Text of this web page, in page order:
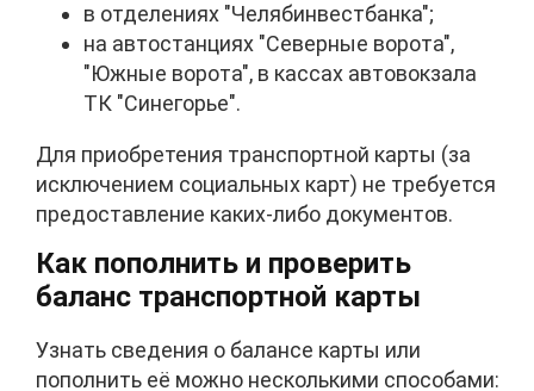
в отделениях "Челябинвестбанка";
на автостанциях "Северные ворота",
"Южные ворота", в кассах автовокзала
ТК "Синегорье".
Для приобретения транспортной карты (за
исключением социальных карт) не требуется
предоставление каких-либо документов.
Как пополнить и проверить
баланс транспортной карты
Узнать сведения о балансе карты или
пополнить её можно несколькими способами: